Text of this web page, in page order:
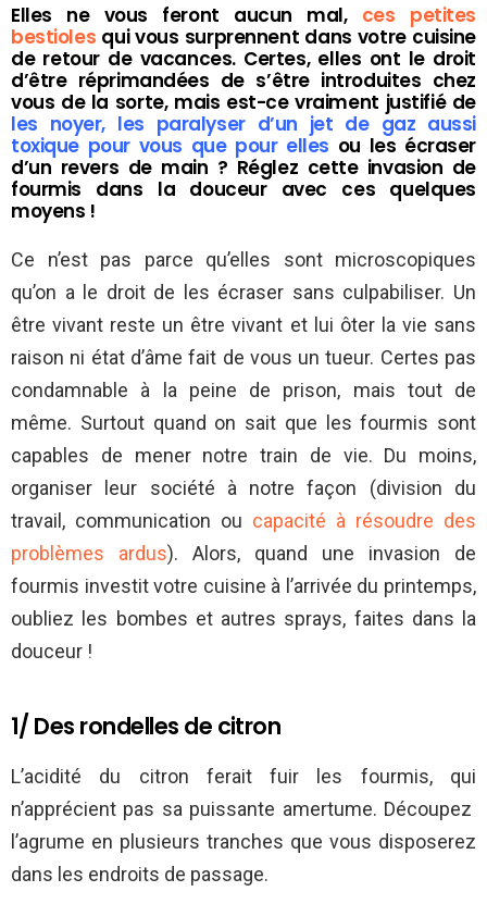
Elles ne vous feront aucun mal, ces petites
bestioles qui vous surprennent dans votre cuisine
de retour de vacances. Certes, elles ont le droit
d’être réprimandées de s’être introduites chez
vous de la sorte, mais est-ce vraiment justifié de
les noyer, les paralyser d’un jet de gaz aussi
toxique pour vous que pour elles ou les écraser
d’un revers de main ? Réglez cette invasion de
fourmis dans la douceur avec ces quelques
moyens !
Ce n’est pas parce qu’elles sont microscopiques
qu’on a le droit de les écraser sans culpabiliser. Un
être vivant reste un être vivant et lui ôter la vie sans
raison ni état d’âme fait de vous un tueur. Certes pas
condamnable à la peine de prison, mais tout de
même. Surtout quand on sait que les fourmis sont
capables de mener notre train de vie. Du moins,
organiser leur société à notre façon (division du
travail, communication ou capacité à résoudre des
problèmes ardus). Alors, quand une invasion de
fourmis investit votre cuisine à l’arrivée du printemps,
oubliez les bombes et autres sprays, faites dans la
douceur !
1/ Des rondelles de citron
L’acidité du citron ferait fuir les fourmis, qui
n’apprécient pas sa puissante amertume. Découpez
l’agrume en plusieurs tranches que vous disposerez
dans les endroits de passage.